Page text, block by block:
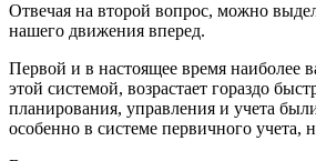
Отвечая на второй вопрос, можно
нашего движения вперед.
Первой и в настоящее время наиболее
этой системой, возрастает гораздо
планирования, управления и учета
особенно в системе первичного учета,